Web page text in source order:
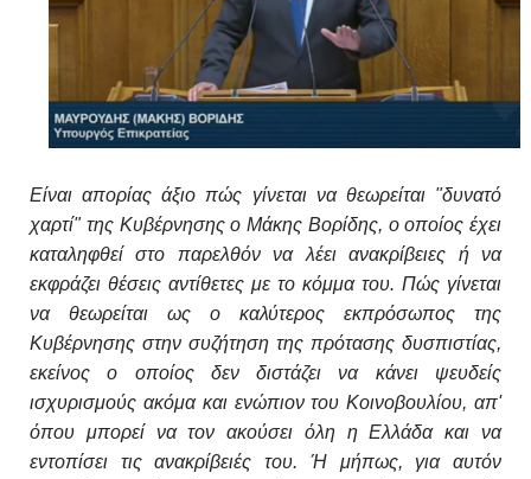
Είναι απορίας άξιο πώς γίνεται να θεωρείται "δυνατό
χαρτί" της Κυβέρνησης ο Μάκης Βορίδης, ο οποίος έχει
καταληφθεί στο παρελθόν να λέει ανακρίβειες ή να
εκφράζει θέσεις αντίθετες με το κόμμα του. Πώς γίνεται
να θεωρείται ως ο καλύτερος εκπρόσωπος της
Κυβέρνησης στην συζήτηση της πρότασης δυσπιστίας,
εκείνος ο οποίος δεν διστάζει να κάνει ψευδείς
ισχυρισμούς ακόμα και ενώπιον του Κοινοβουλίου, απ'
όπου μπορεί να τον ακούσει όλη η Ελλάδα και να
εντοπίσει τις ανακρίβειές του. Ή μήπως, για αυτόν